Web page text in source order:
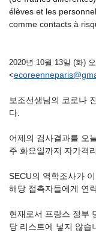
élèves et les
comme contacts à
2020년 10월 13일 (화)
<
보조선생님의 코로나
다.
어제의 검사결과를 오
주 화요일까지 자가격
SECU의 역학조사가
해당 접촉자들에게 연
현재로서 프랑스 정부
당 리스트에 넣지 않습